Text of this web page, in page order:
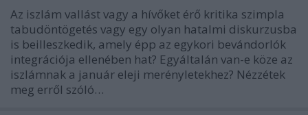
Az iszlám vallást vagy a hívőket érő kritika szimpla
tabudöntögetés vagy egy olyan hatalmi diskurzusba
is beilleszkedik, amely épp az egykori bevándorlók
integrációja ellenében hat? Egyáltalán van-e köze az
iszlámnak a január eleji merényletekhez? Nézzétek
meg erről szóló…